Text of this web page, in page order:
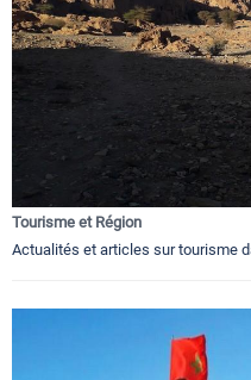
Tourisme et Région
Actualités et articles sur tourisme